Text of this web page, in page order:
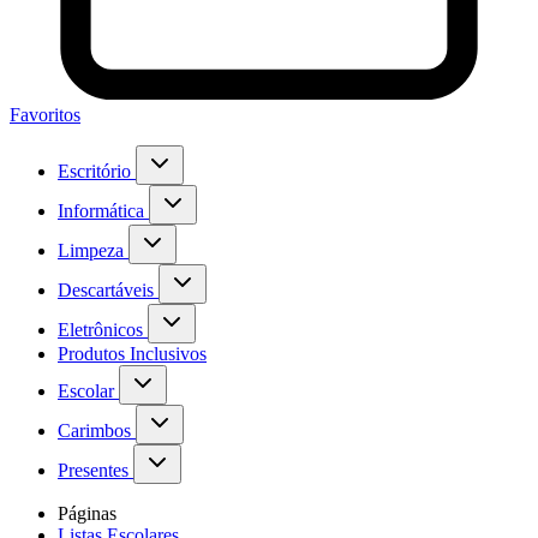
Favoritos
Escritório
Informática
Limpeza
Descartáveis
Eletrônicos
Produtos Inclusivos
Escolar
Carimbos
Presentes
Páginas